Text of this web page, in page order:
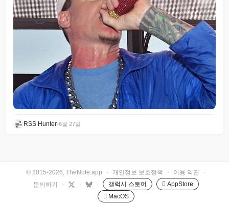
RSS Hunter•6월 27일
© 2015-2026, TheNote.app · 개인정보 보호정책 · 이용 약관
·
문의하기
· · · 갤럭시 스토어
 AppStore
 MacOS